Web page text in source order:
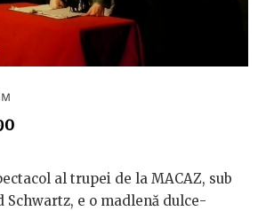
al trupei de la MACAZ, sub
Schwartz, e o madlenă dulce-